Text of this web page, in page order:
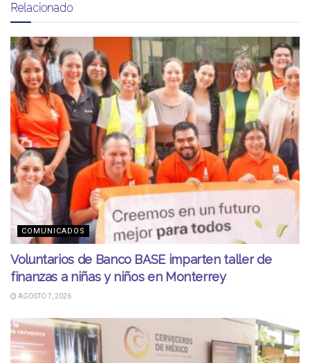
Relacionado
COMUNICADOS
Voluntarios de Banco BASE imparten taller de
finanzas a niñas y niños en Monterrey
AGOSTO 7, 2026